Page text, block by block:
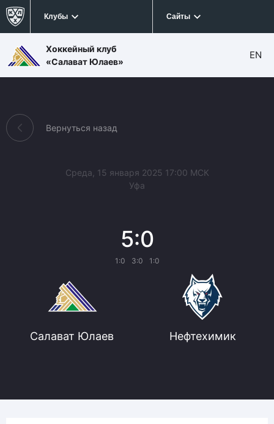
Клубы Сайты
Хоккейный клуб
«Салават Юлаев»
EN
Вернуться назад
Салават Юлаев
Среда, 15 января 2025 17:00 МСК
Уфа
5:0
1:0 3:0 1:0
Нефтехимик